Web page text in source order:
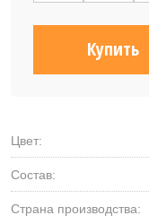
18 800 ₽
Купить
Цвет:
Состав:
Страна производства: